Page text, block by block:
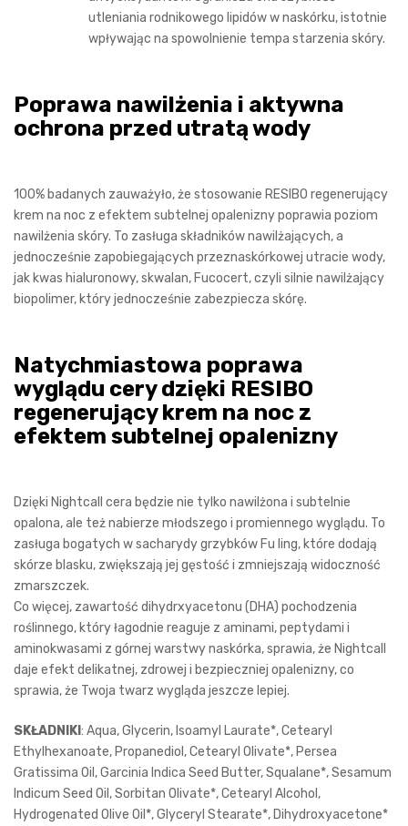
utleniania rodnikowego lipidów w naskórku, istotnie
wpływając na spowolnienie tempa starzenia skóry.
Poprawa nawilżenia i aktywna
ochrona przed utratą wody
100% badanych zauważyło, że stosowanie RESIBO regenerujący
krem na noc z efektem subtelnej opalenizny poprawia poziom
nawilżenia skóry. To zasługa składników nawilżających, a
jednocześnie zapobiegających przeznaskórkowej utracie wody,
jak kwas hialuronowy, skwalan, Fucocert, czyli silnie nawilżający
biopolimer, który jednocześnie zabezpiecza skórę.
Natychmiastowa poprawa
wyglądu cery dzięki RESIBO
regenerujący krem na noc z
efektem subtelnej opalenizny
Dzięki Nightcall cera będzie nie tylko nawilżona i subtelnie
opalona, ale też nabierze młodszego i promiennego wyglądu. To
zasługa bogatych w sacharydy grzybków Fu ling, które dodają
skórze blasku, zwiększają jej gęstość i zmniejszają widoczność
zmarszczek.
Co więcej, zawartość dihydrxyacetonu (DHA) pochodzenia
roślinnego, który łagodnie reaguje z aminami, peptydami i
aminokwasami z górnej warstwy naskórka, sprawia, że Nightcall
daje efekt delikatnej, zdrowej i bezpieczniej opalenizny, co
sprawia, że Twoja twarz wygląda jeszcze lepiej.
SKŁADNIKI : Aqua, Glycerin, Isoamyl Laurate*, Cetearyl
Ethylhexanoate, Propanediol, Cetearyl Olivate*, Persea
Gratissima Oil, Garcinia Indica Seed Butter, Squalane*, Sesamum
Indicum Seed Oil, Sorbitan Olivate*, Cetearyl Alcohol,
Hydrogenated Olive Oil*, Glyceryl Stearate*, Dihydroxyacetone*